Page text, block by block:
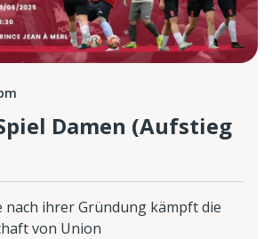
Damen (Aufstieg
nach ihrer Gründung kämpft die
von Union